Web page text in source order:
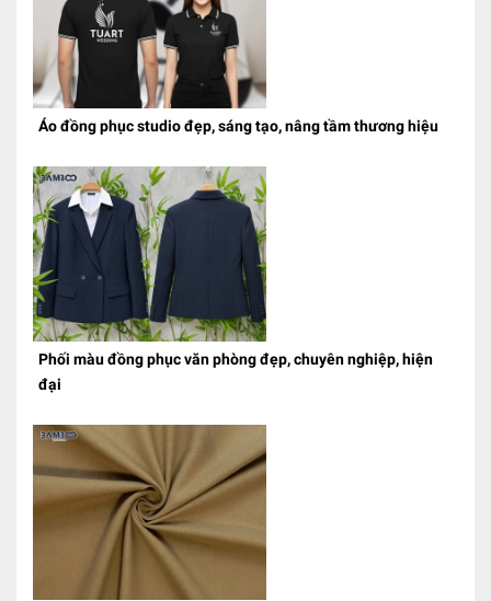
Áo đồng phục studio đẹp, sáng tạo, nâng tầm thương hiệu
Phối màu đồng phục văn phòng đẹp, chuyên nghiệp, hiện
đại